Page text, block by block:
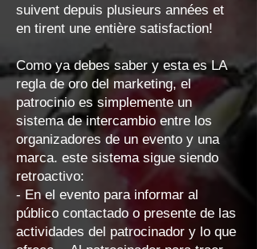
suivent depuis plusieurs années et
en tirent une entière satisfaction!
Como ya debes saber y esta es LA
regla de oro del marketing, el
patrocinio es simplemente un
sistema de intercambio entre los
organizadores de un evento y una
marca. este sistema sigue siendo
retroactivo:
- En el evento para informar al
público contactado o presente de las
actividades del patrocinador y lo que